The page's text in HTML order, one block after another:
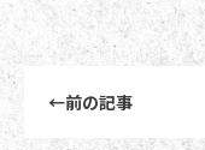
←前の記事